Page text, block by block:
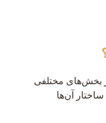
بخش‌های مختلفی
آن‌ها